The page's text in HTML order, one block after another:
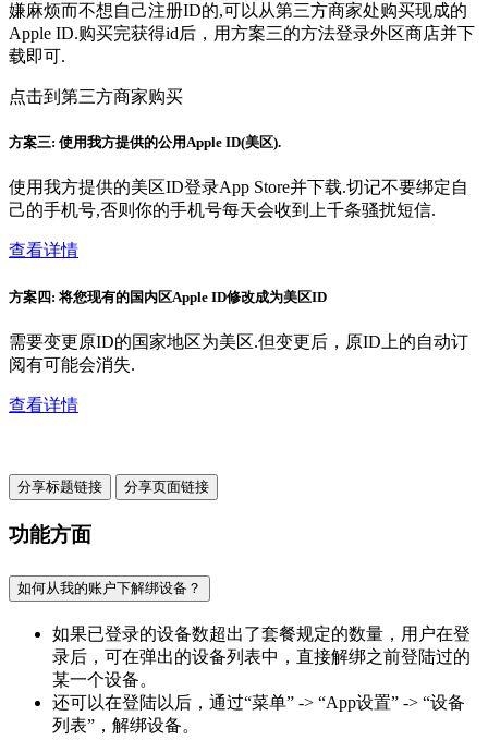
嫌麻烦而不想自己注册ID的,可以从第三方商家处购买现成的
Apple ID.购买完获得id后，用方案三的方法登录外区商店并下
载即可.
点击到第三方商家购买
方案三: 使用我方提供的公用Apple ID(美区).
使用我方提供的美区ID登录App Store并下载.切记不要绑定自
己的手机号,否则你的手机号每天会收到上千条骚扰短信.
查看详情
方案四: 将您现有的国内区Apple ID修改成为美区ID
需要变更原ID的国家地区为美区.但变更后，原ID上的自动订
阅有可能会消失.
查看详情
分享标题链接 分享页面链接
功能方面
如何从我的账户下解绑设备？
如果已登录的设备数超出了套餐规定的数量，用户在登
录后，可在弹出的设备列表中，直接解绑之前登陆过的
某一个设备。
还可以在登陆以后，通过“菜单” -> “App设置” -> “设备
列表”，解绑设备。